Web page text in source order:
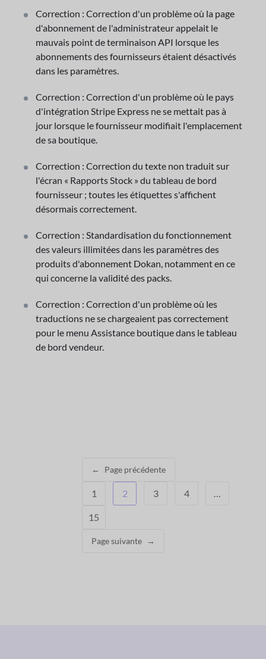
Correction : Correction d'un problème où la page
d'abonnement de l'administrateur appelait le
mauvais point de terminaison API lorsque les
abonnements des fournisseurs étaient désactivés
dans les paramètres.
Correction : Correction d'un problème où le pays
d'intégration Stripe Express ne se mettait pas à
jour lorsque le fournisseur modifiait l'emplacement
de sa boutique.
Correction : Correction du texte non traduit sur
l'écran « Rapports Stock » du tableau de bord
fournisseur ; toutes les étiquettes s'affichent
désormais correctement.
Correction : Standardisation du fonctionnement
des valeurs illimitées dans les paramètres des
produits d'abonnement Dokan, notamment en ce
qui concerne la validité des packs.
Correction : Correction d'un problème où les
traductions ne se chargeaient pas correctement
pour le menu Assistance boutique dans le tableau
de bord vendeur.
← Page précédente
1 2 3 4 …
15
Page suivante →